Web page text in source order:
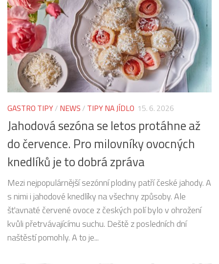
GASTRO TIPY/ NEWS / TIPY NA JÍDLO 15. 6. 2026
Jahodová sezóna se letos protáhne až
do července. Pro milovníky ovocných
knedlíků je to dobrá zpráva
Mezi nejpopulárnější sezónní plodiny patří české jahody. A
s nimi i jahodové knedlíky na všechny způsoby. Ale
šťavnaté červené ovoce z českých polí bylo v ohrožení
kvůli přetrvávajícímu suchu. Deště z posledních dní
naštěstí pomohly. A to je...